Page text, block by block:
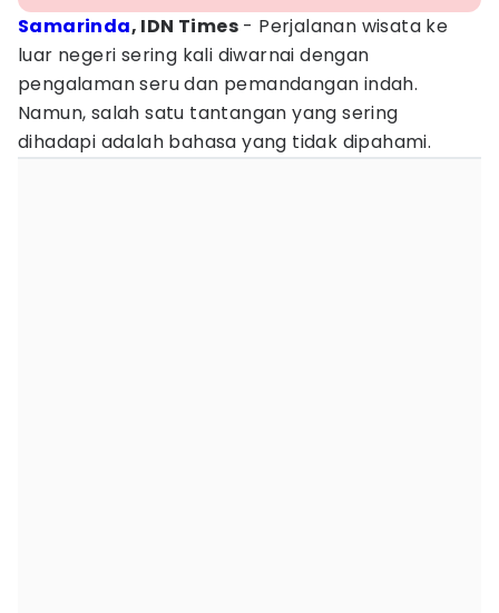
Samarinda, IDN Times - Perjalanan wisata ke
luar negeri sering kali diwarnai dengan
pengalaman seru dan pemandangan indah.
Namun, salah satu tantangan yang sering
dihadapi adalah bahasa yang tidak dipahami.